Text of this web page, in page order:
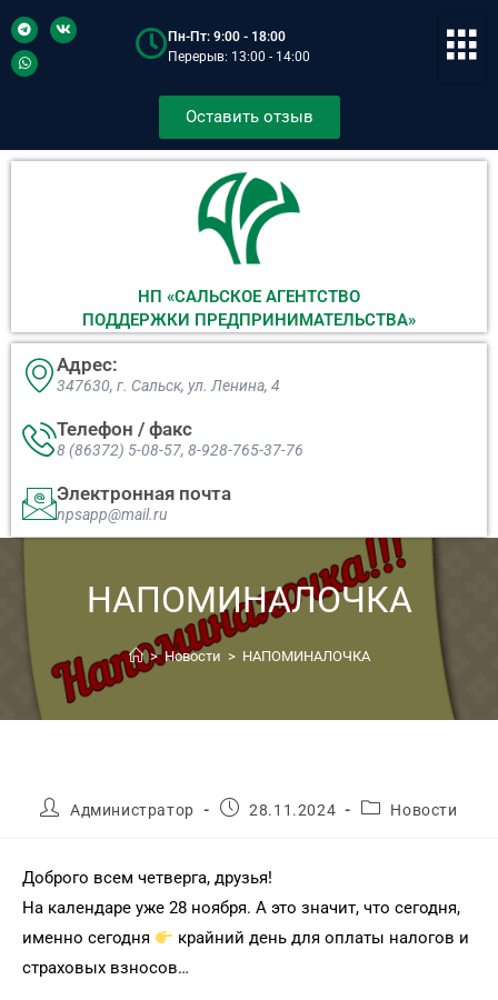
Пн-Пт: 9:00 - 18:00
Перерыв: 13:00 - 14:00
Оставить отзыв
НП «САЛЬСКОЕ АГЕНТСТВО
ПОДДЕРЖКИ ПРЕДПРИНИМАТЕЛЬСТВА»
Адрес:
347630, г. Сальск, ул. Ленина, 4​
Телефон / факс
8 (86372) 5-08-57, 8-928-765-37-76
Электронная почта
npsapp@mail.ru
НАПОМИНАЛОЧКА
> Новости > НАПОМИНАЛОЧКА
Администратор 28.11.2024 Новости
Доброго всем четверга, друзья!
На календаре уже 28 ноября. А это значит, что сегодня,
именно сегодня
крайний день для оплаты налогов и
страховых взносов…